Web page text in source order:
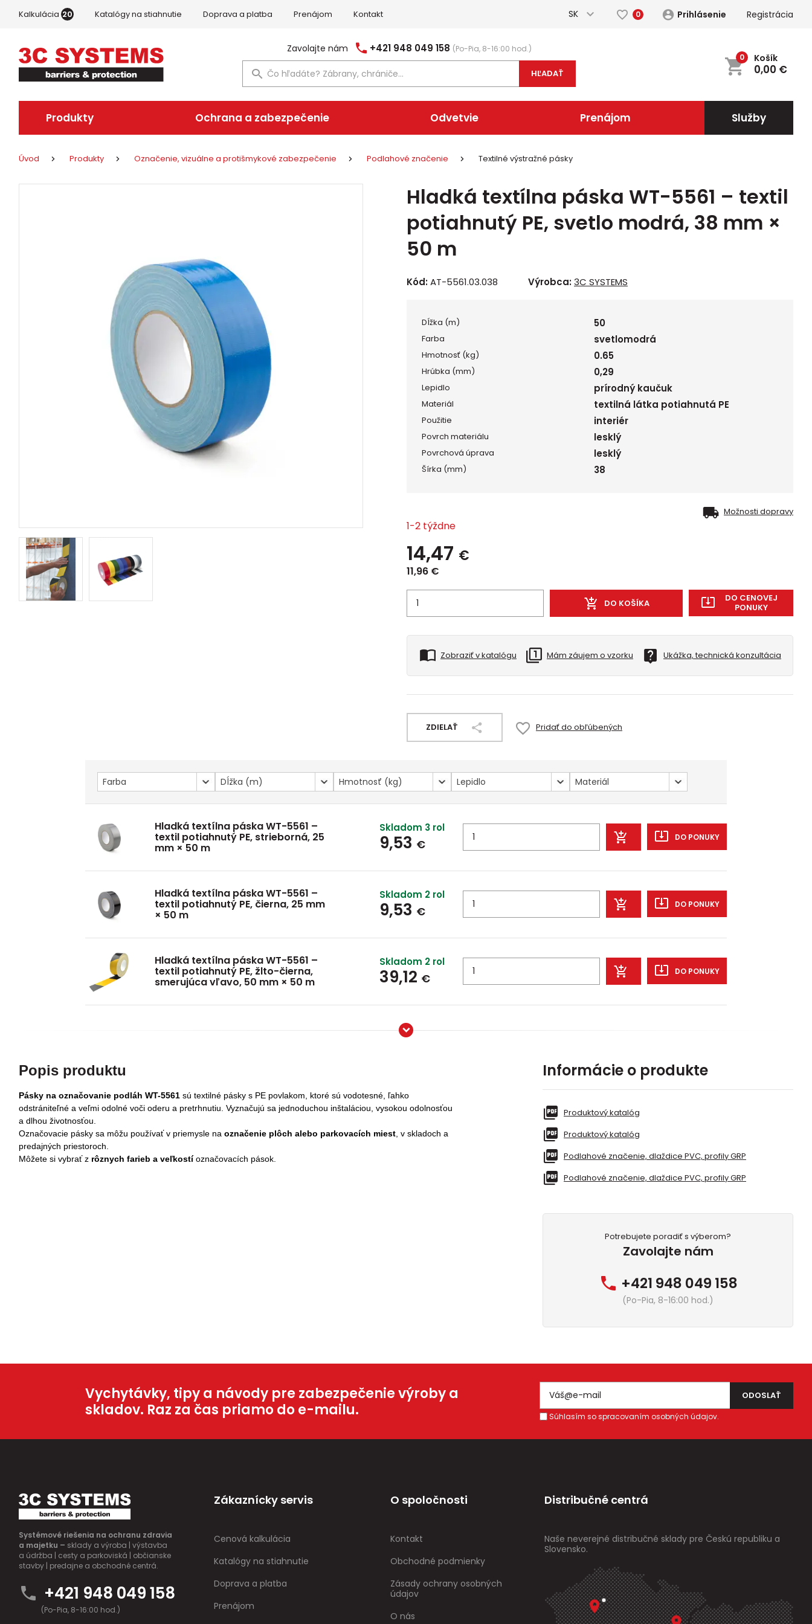
Kalkulácia 20 Katalógy na stiahnutie Doprava a platba Prenájom Kontakt SK 0 Prihlásenie Registrácia
Zavolajte nám +421 948 049 158 (Po-Pia, 8-16:00 hod.)
HĽADAŤ
Košík
0,00 €
0
Produkty Ochrana a zabezpečenie Odvetvie Prenájom Služby
Úvod Produkty Označenie, vizuálne a protišmykové zabezpečenie Podlahové značenie Textilné výstražné pásky
Hladká textílna páska WT-5561 – textil
potiahnutý PE, svetlo modrá, 38 mm ×
50 m
Kód:AT-5561.03.038 Výrobca:3C SYSTEMS
Dĺžka (m) 50
Farba svetlomodrá
Hmotnosť (kg) 0.65
Hrúbka (mm) 0,29
Lepidlo prírodný kaučuk
Materiál textilná látka potiahnutá PE
Použitie interiér
Povrch materiálu lesklý
Povrchová úprava lesklý
Šírka (mm) 38
Možnosti dopravy
1-2 týždne
14,47 €
11,96 €
DO KOŠÍKA
DO CENOVEJ
PONUKY
Zobraziť v katalógu Mám záujem o vzorku Ukážka, technická konzultácia
ZDIELAŤ Pridať do obľúbených
Farba Dĺžka (m) Hmotnosť (kg) Lepidlo Materiál
Hladká textílna páska WT-5561 –
textil potiahnutý PE, strieborná, 25
mm × 50 m
Skladom 3 rol
9,53 € DO PONUKY
Hladká textílna páska WT-5561 –
textil potiahnutý PE, čierna, 25 mm
× 50 m
Skladom 2 rol
9,53 € DO PONUKY
Hladká textílna páska WT-5561 –
textil potiahnutý PE, žlto-čierna,
smerujúca vľavo, 50 mm × 50 m
Skladom 2 rol
39,12 € DO PONUKY
Popis produktu
Pásky na označovanie podláh WT-5561 sú textilné pásky s PE povlakom, ktoré sú vodotesné, ľahko
odstrániteľné a veľmi odolné voči oderu a pretrhnutiu. Vyznačujú sa jednoduchou inštaláciou, vysokou odolnosťou
a dlhou životnosťou.
Označovacie pásky sa môžu používať v priemysle na označenie plôch alebo parkovacích miest , v skladoch a
predajných priestoroch.
Môžete si vybrať z rôznych farieb a veľkostíoznačovacích pások.
Informácie o produkte
Produktový katalóg
Produktový katalóg
Podlahové značenie, dlaždice PVC, profily GRP
Podlahové značenie, dlaždice PVC, profily GRP
Potrebujete poradiť s výberom?
Zavolajte nám
+421 948 049 158
(Po-Pia, 8-16:00 hod.)
Vychytávky, tipy a návody pre zabezpečenie výroby a
skladov. Raz za čas priamo do e-mailu.
Súhlasím so spracovaním osobných údajov.
Systémové riešenia na ochranu zdravia
a majetku – sklady a výroba | výstavba
a údržba | cesty a parkoviská | občianske
stavby | predajne a obchodné centrá.
+421 948 049 158
(Po-Pia, 8-16:00 hod.)
Zákaznícky servis
Cenová kalkulácia
Katalógy na stiahnutie
Doprava a platba
Prenájom
O spoločnosti
Kontakt
Obchodné podmienky
Zásady ochrany osobných
údajov
O nás
Distribučné centrá
Naše neverejné distribučné sklady pre Českú republiku a
Slovensko.